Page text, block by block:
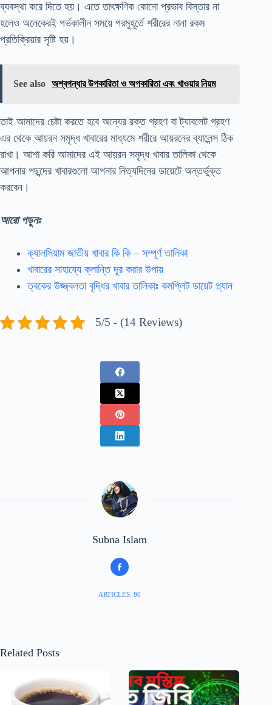
ব্যবস্থা করে দিতে হয়। এতে তাৎক্ষণিক কোনো প্রভাব বিস্তার না
হলেও অনেকেরই গর্ভকালীন সময়ে পরমুহূর্তে শরীরের নানা রকম
প্রতিক্রিয়ার সৃষ্টি হয়।
See also অশ্বগন্ধার উপকারিতা ও অপকারিতা এবং খাওয়ার নিয়ম
তাই আমাদের চেষ্টা করতে হবে অন্যের রক্ত গ্রহণ বা ট্যাবলেট গ্রহণ
এর থেকে আয়রন সমৃদ্ধ খাবারের মাধ্যমে শরীরে আয়রনের ব্যালেন্স ঠিক
রাখা। আশা করি আমাদের এই আয়রন সমৃদ্ধ খাবার তালিকা থেকে
আপনার পছন্দের খাবারগুলো আপনার নিত্যদিনের ডায়েটে অন্তর্ভুক্ত
করবেন।
আরো পড়ুনঃ
ক্যালসিয়াম জাতীয় খাবার কি কি – সম্পূর্ণ তালিকা
খাবারের সাহায্যে ক্লান্তি দূর করার উপায়
ত্বকের উজ্জ্বলতা বৃদ্ধির খাবার তালিকাঃ কমপ্লিট ডায়েট প্ল্যান
5/5 - (14 Reviews)
Subna Islam
ARTICLES: 80
Related Posts